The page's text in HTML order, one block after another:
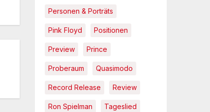
Personen & Porträts
Pink Floyd Positionen
Preview Prince
Proberaum Quasimodo
Record Release Review
Ron Spielman Tageslied